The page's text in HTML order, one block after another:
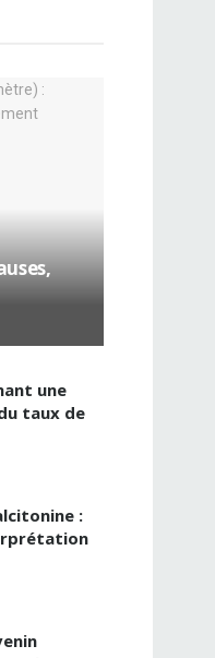
une
taux de
: